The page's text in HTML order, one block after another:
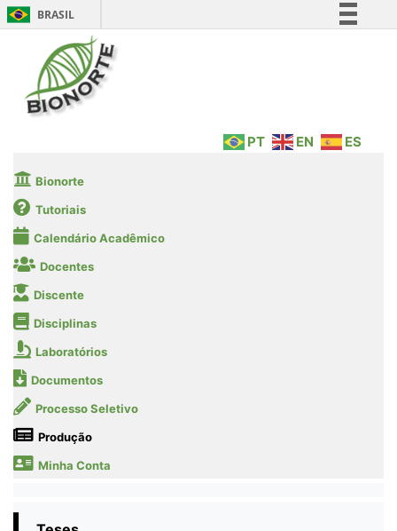
BRASIL
Legislação
PT EN ES
Bionorte
Tutoriais
Calendário Acadêmico
Docentes
Discente
Disciplinas
Laboratórios
Documentos
Processo Seletivo
Produção
Minha Conta